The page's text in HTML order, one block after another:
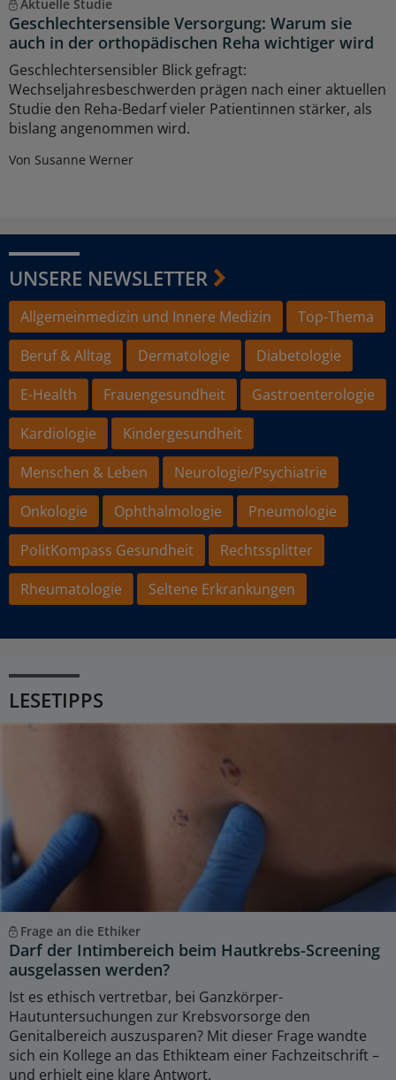
Aktuelle Studie
Geschlechtersensible Versorgung: Warum sie
auch in der orthopädischen Reha wichtiger wird
Geschlechtersensibler Blick gefragt:
Wechseljahresbeschwerden prägen nach einer aktuellen
Studie den Reha-Bedarf vieler Patientinnen stärker, als
bislang angenommen wird.
Von Susanne Werner
UNSERE NEWSLETTER
Allgemeinmedizin und Innere Medizin
Top-Thema
Beruf & Alltag
Dermatologie
Diabetologie
E-Health
Frauengesundheit
Gastroenterologie
Kardiologie
Kindergesundheit
Menschen & Leben
Neurologie/Psychiatrie
Onkologie
Ophthalmologie
Pneumologie
PolitKompass Gesundheit
Rechtssplitter
Rheumatologie
Seltene Erkrankungen
LESETIPPS
Frage an die Ethiker
Darf der Intimbereich beim Hautkrebs-Screening
ausgelassen werden?
Ist es ethisch vertretbar, bei Ganzkörper-
Hautuntersuchungen zur Krebsvorsorge den
Genitalbereich auszusparen? Mit dieser Frage wandte
sich ein Kollege an das Ethikteam einer Fachzeitschrift –
und erhielt eine klare Antwort.